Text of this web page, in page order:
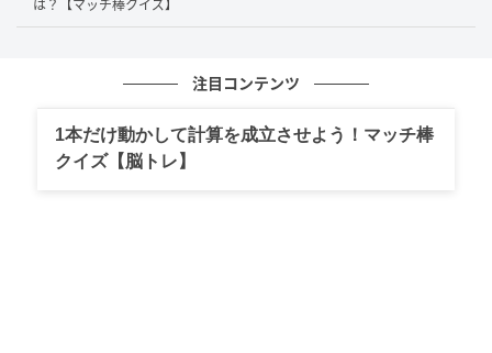
すると…
は？【マッチ棒クイズ】
注目コンテンツ
1本だけ動かして計算を成立させよう！マッチ棒
クイズ【脳トレ】